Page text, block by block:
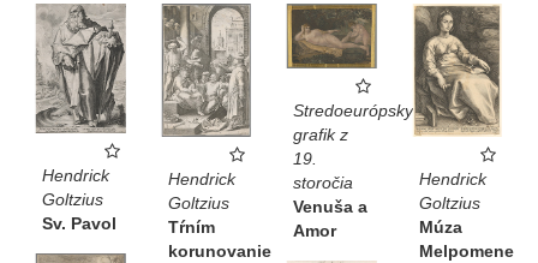
Hendrick
Goltzius
Sv. Pavol
Hendrick
Goltzius
Tŕním
korunovanie
Stredoeurópsky
grafik z
19.
storočia
Venuša a
Amor
Hendrick
Goltzius
Múza
Melpomene